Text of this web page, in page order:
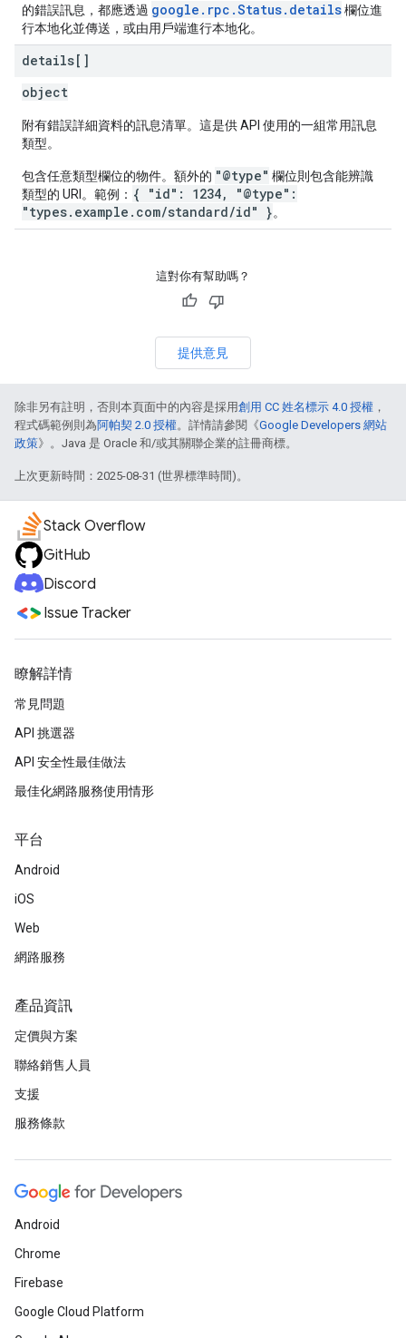
的錯誤訊息，都應透過 google.rpc.Status.details欄位進
行本地化並傳送，或由用戶端進行本地化。
details[]
object
附有錯誤詳細資料的訊息清單。這是供 API 使用的一組常用訊息
類型。
包含任意類型欄位的物件。額外的 "@type" 欄位則包含能辨識
類型的 URI。範例： { "id": 1234, "@type":
"types.example.com/standard/id" }。
這對你有幫助嗎？
提供意見
除非另有註明，否則本頁面中的內容是採用創用 CC 姓名標示 4.0 授權 ，
程式碼範例則為阿帕契 2.0 授權。詳情請參閱《Google Developers 網站
政策》。Java 是 Oracle 和/或其關聯企業的註冊商標。
上次更新時間：2025-08-31 (世界標準時間)。
Stack Overflow
GitHub
Discord
Issue Tracker
瞭解詳情
常見問題
API 挑選器
API 安全性最佳做法
最佳化網路服務使用情形
平台
Android
iOS
Web
網路服務
產品資訊
定價與方案
聯絡銷售人員
支援
服務條款
Android
Chrome
Firebase
Google Cloud Platform